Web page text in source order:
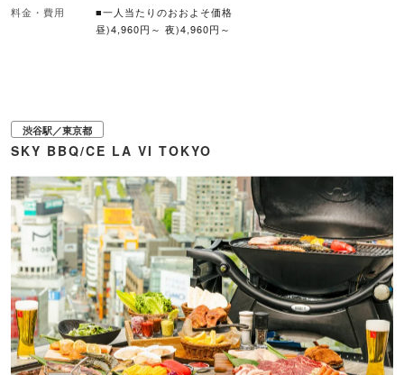
可能です。 グリル台を使わずに居酒屋感覚で料理とお酒を楽しむこともでき、
ふらっと立ち寄る昼飲みやちょい飲みにも対応しています。 ■注目メニュー・
きそばなど ※食事持ち込み＋飲み放題プラン、全部持ち込みプランもあり ※ア
メリカングリル利用の場合は別料金 ■バーベキューのスタイル 手ぶらバーベキ
ュー、食材持ち込み可、ドリンク持ち込み可 ■雨天対応 タープ・テントなど使
料金・費用
■一人当たりのおおよそ価格
昼)4,960円～ 夜)4,960円～
渋谷駅／東京都
SKY BBQ/CE LA VI TOKYO